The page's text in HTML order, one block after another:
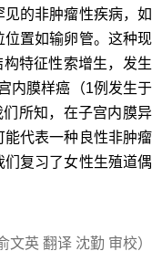
的非肿瘤性疾病，如
置如输卵管。这种现
特征性索增生，发生
内膜样癌（1例发生于
所知，在子宫内膜异
代表一种良性非肿瘤
复习了女性生殖道偶
文英 翻译 沈勤 审校）